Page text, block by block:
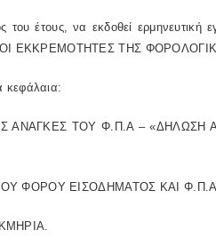
του έτους, να εκδοθεί
ΟΙ ΕΚΚΡΕΜΟΤΗΤΕΣ ΤΗΣ
κεφάλαια:
ΑΝΑΓΚΕΣ ΤΟΥ Φ.Π.Α –
ΦΟΡΟΥ ΕΙΣΟΔΗΜΑΤΟΣ ΚΑΙ